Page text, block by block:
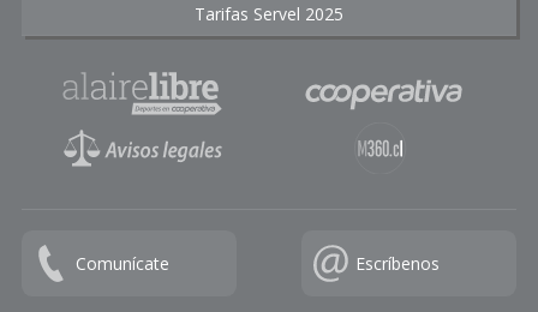
Tarifas Servel 2025
Comunícate Escríbenos